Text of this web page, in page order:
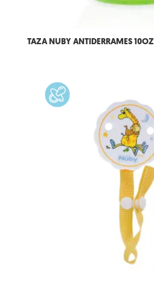
TAZA NUBY ANTIDERRAMES 10OZ